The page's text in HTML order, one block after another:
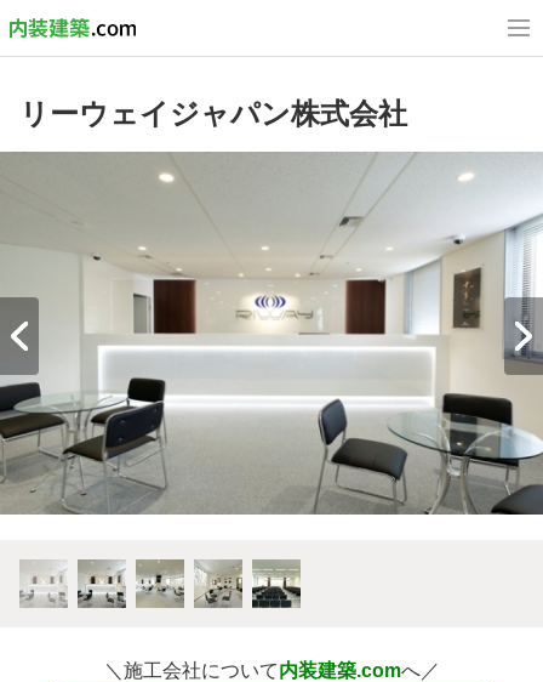
リーウェイジャパン株式会社
＼施工会社について内装建築.comへ／